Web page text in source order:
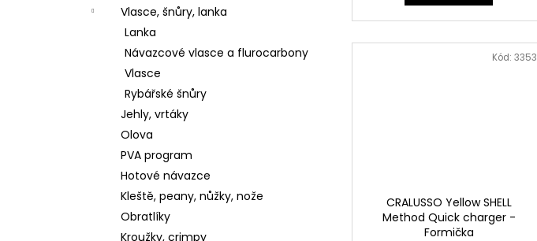
Vlasce, šnůry, lanka
Lanka
Návazcové vlasce a flurocarbony
Vlasce
Rybářské šnůry
Jehly, vrtáky
Olova
PVA program
Hotové návazce
Kleště, peany, nůžky, nože
Obratlíky
Kroužky, crimpy
CRALUSSO Yellow SHELL
Method Quick charger -
Formička
Kód:3353